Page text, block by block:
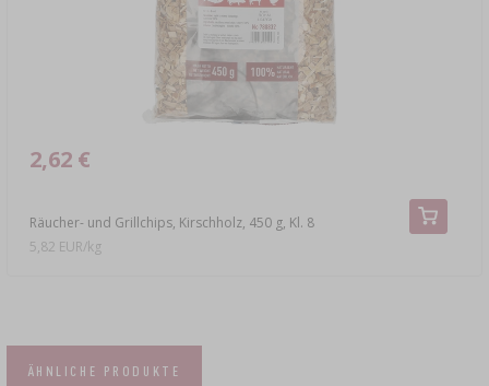
Räucher- und Grillchips, Kirschholz, 450 g, Kl. 8
2,62 €
5,82 EUR/kg
ÄHNLICHE PRODUKTE